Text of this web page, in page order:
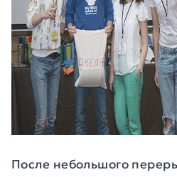
После небольшого